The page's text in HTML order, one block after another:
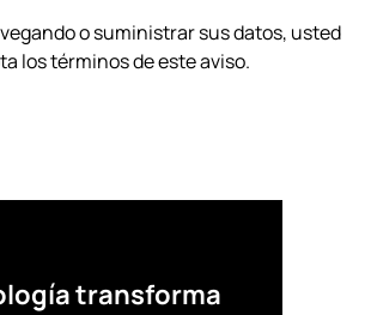
o suministrar sus datos, usted
los términos de este aviso.
transforma